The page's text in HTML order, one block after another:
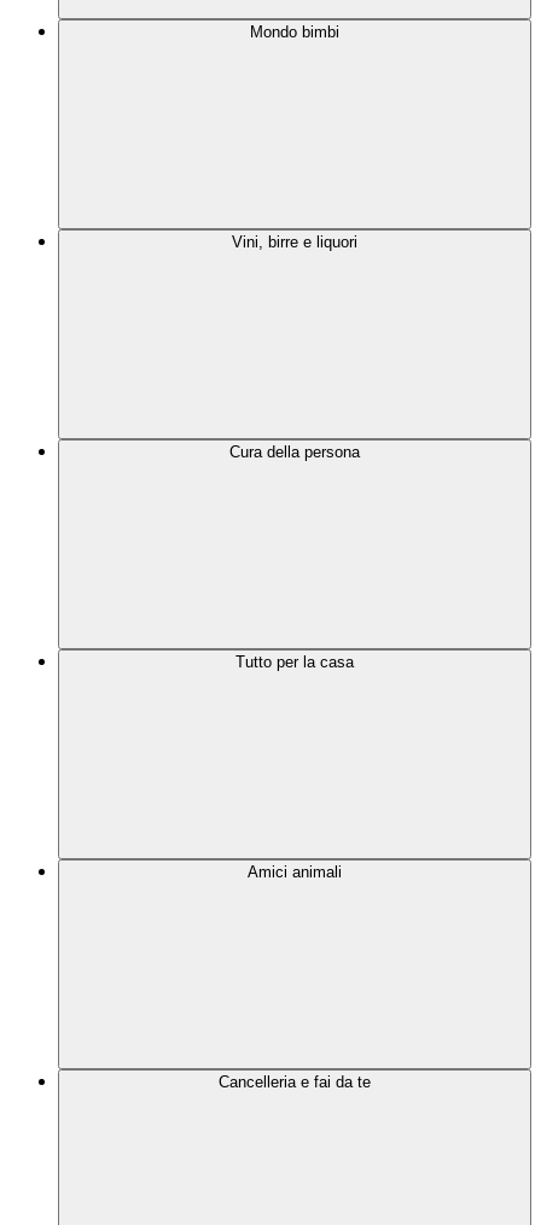
Mondo bimbi
Vini, birre e liquori
Cura della persona
Tutto per la casa
Amici animali
Cancelleria e fai da te